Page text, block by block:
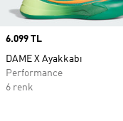
Price
6.099 TL
DAME X Ayakkabı
Performance
6 renk